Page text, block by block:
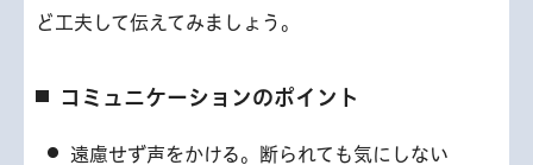
ど工夫して伝えてみましょう。
コミュニケーションのポイント
遠慮せず声をかける。断られても気にしない